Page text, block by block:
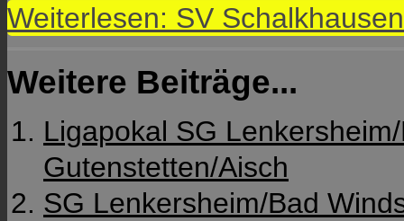
Weiterlesen: SV
Weitere Beiträge...
Ligapokal SG
Gutenstetten/Aisch
SG Lenkersheim/Bad